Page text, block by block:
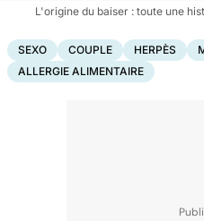
L'origine du baiser : toute une
SEXO
COUPLE HERPÈS
ALLERGIE ALIMENTAIRE